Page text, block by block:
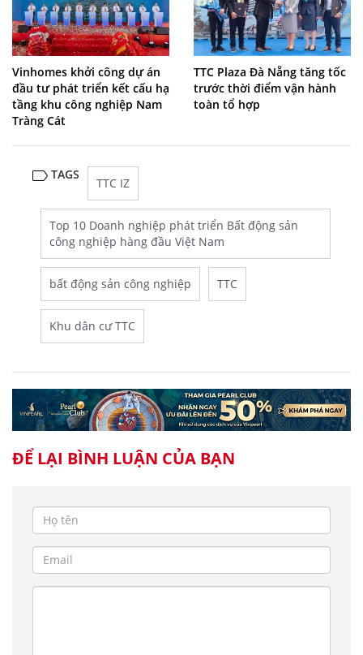
Vinhomes khởi công dự án
đầu tư phát triển kết cấu hạ
tầng khu công nghiệp Nam
Tràng Cát
TTC Plaza Đà Nẵng tăng tốc
trước thời điểm vận hành
toàn tổ hợp
TAGS
TTC IZ
Top 10 Doanh nghiệp phát triển Bất động sản
công nghiệp hàng đầu Việt Nam
bất động sản công nghiệp TTC
Khu dân cư TTC
ĐỂ LẠI BÌNH LUẬN CỦA BẠN